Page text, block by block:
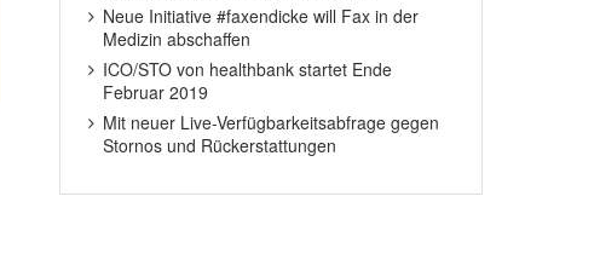
Neue Initiative #faxendicke will Fax in der
Medizin abschaffen
ICO/STO von healthbank startet Ende
Februar 2019
Mit neuer Live-Verfügbarkeitsabfrage gegen
Stornos und Rückerstattungen